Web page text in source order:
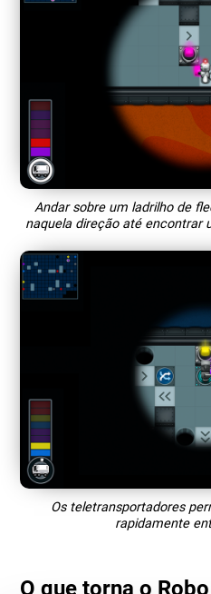
Andar sobre um ladrilho de
naquela direção até encontrar
Os teletransportadores
rapidamente
O que torna o